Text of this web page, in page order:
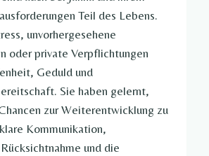
Teil des Lebens.
unvorhergesehene
oder private Verpflichtungen
Geduld und
Sie haben gelernt,
zur Weiterentwicklung zu
Kommunikation,
und die